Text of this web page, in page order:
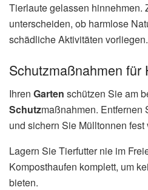
Tierlaute gelassen hinnehmen.
unterscheiden, ob harmlose
schädliche Aktivitäten vorliegen.
Schutzmaßnahmen für
Ihren Garten schützen Sie am
Schutzmaßnahmen. Entfernen
und sichern Sie Mülltonnen fest
Lagern Sie Tierfutter nie im
Komposthaufen komplett, um
bieten.